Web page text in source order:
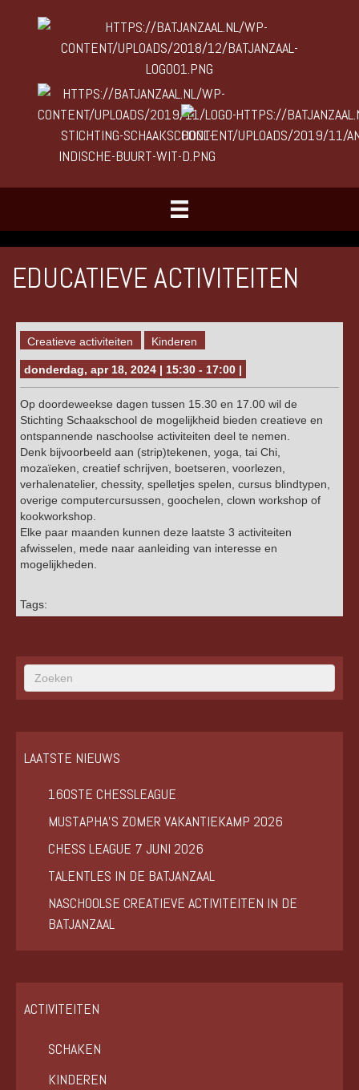
EDUCATIEVE ACTIVITEITEN
Creatieve activiteiten Kinderen
donderdag, apr 18, 2024 | 15:30 - 17:00 |
Op doordeweekse dagen tussen 15.30 en 17.00 wil de
Stichting Schaakschool de mogelijkheid bieden creatieve en
ontspannende naschoolse activiteiten deel te nemen.
Denk bijvoorbeeld aan (strip)tekenen, yoga, tai Chi,
mozaïeken, creatief schrijven, boetseren, voorlezen,
verhalenatelier, chessity, spelletjes spelen, cursus blindtypen,
overige computercursussen, goochelen, clown workshop of
kookworkshop.
Elke paar maanden kunnen deze laatste 3 activiteiten
afwisselen, mede naar aanleiding van interesse en
mogelijkheden.
Tags:
LAATSTE NIEUWS
160STE CHESSLEAGUE
MUSTAPHA’S ZOMER VAKANTIEKAMP 2026
CHESS LEAGUE 7 JUNI 2026
TALENTLES IN DE BATJANZAAL
NASCHOOLSE CREATIEVE ACTIVITEITEN IN DE
BATJANZAAL
ACTIVITEITEN
SCHAKEN
KINDEREN